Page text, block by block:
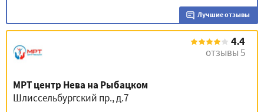
Лучшие отзывы
4.4
отзывы 5
МРТ центр Нева на Рыбацком
Шлиссельбургский пр., д.7